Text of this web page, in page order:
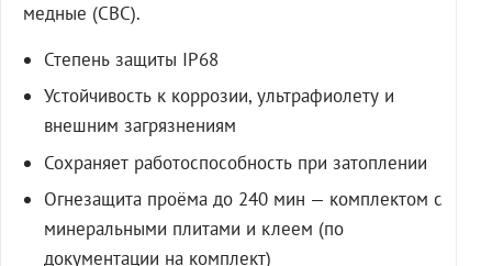
медные (СВС).
Степень защиты IP68
Устойчивость к коррозии, ультрафиолету и
внешним загрязнениям
Сохраняет работоспособность при затоплении
Огнезащита проёма до 240 мин — комплектом с
минеральными плитами и клеем (по
документации на комплект)